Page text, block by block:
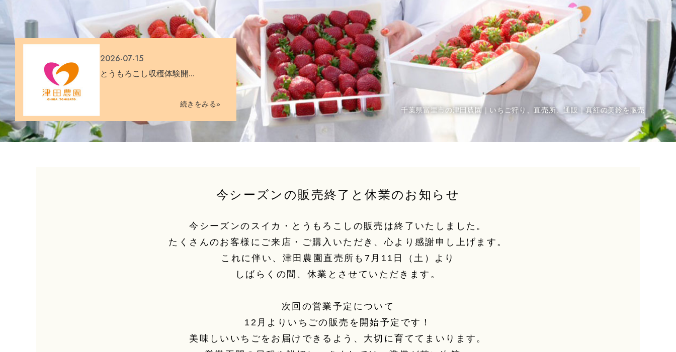
千葉県富里市の津田農園｜いちご狩り、直売所、通販｜真紅の美鈴を販売
2026-07-15
とうもろこし収穫体験開...
続きをみる»
今シーズンの販売終了と休業のお知らせ
今シーズンのスイカ・とうもろこしの販売は終了いたしました。
たくさんのお客様にご来店・ご購入いただき、心より感謝申し上げます。
これに伴い、津田農園直売所も 7月11日（土）より
しばらくの間、休業とさせていただきます。
次回の営業予定について
12月よりいちごの販売を開始予定です！
美味しいいちごをお届けできるよう、 大切に育ててまいります。